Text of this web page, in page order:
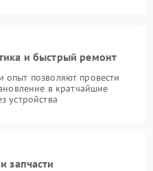
и быстрый ремонт
позволяют провести
в кратчайшие
устройства
запчасти